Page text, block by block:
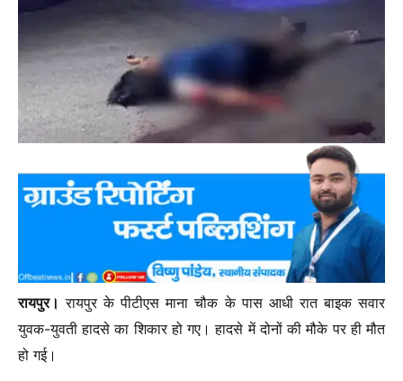
रायपुर। रायपुर के पीटीएस माना चौक के पास आधी रात बाइक सवार
युवक-युवती हादसे का शिकार हो गए। हादसे में दोनों की मौके पर ही मौत
हो गई।